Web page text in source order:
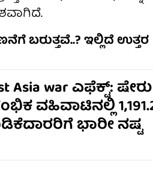
ಬರುತ್ತವೆ..? ಇಲ್ಲಿದೆ ಉತ್ತರ
Asia war ಎಫೆಕ್ಟ್:
ವಹಿವಾಟಿನಲ್ಲಿ
ಭಾರೀ ನಷ್ಟ